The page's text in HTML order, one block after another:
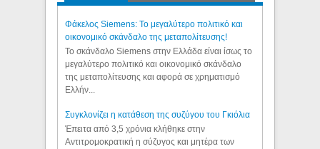
Φάκελος Siemens: Το μεγαλύτερο πολιτικό και
οικονομικό σκάνδαλο της μεταπολίτευσης!
Το σκάνδαλο Siemens στην Ελλάδα είναι ίσως το
μεγαλύτερο πολιτικό και οικονομικό σκάνδαλο
της μεταπολίτευσης και αφορά σε χρηματισμό
Ελλήν...
Συγκλονίζει η κατάθεση της συζύγου του Γκιόλια
Έπειτα από 3,5 χρόνια κλήθηκε στην
Αντιτρομοκρατική η σύζυγος και μητέρα των